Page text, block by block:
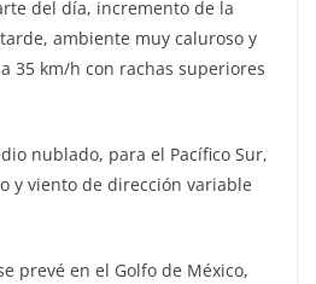
del día, incremento de la
ambiente muy caluroso y
35 km/h con rachas superiores
nublado, para el Pacífico Sur,
y viento de dirección variable
prevé en el Golfo de México,